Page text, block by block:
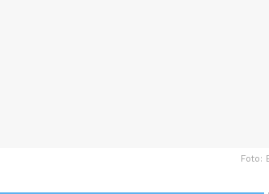
Foto: